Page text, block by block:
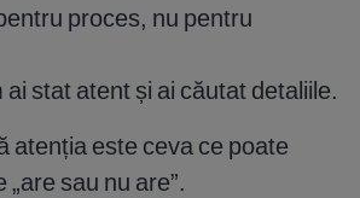
proces, nu pentru
stat atent și ai căutat detaliile.
atenția este ceva ce poate
sau nu are”.